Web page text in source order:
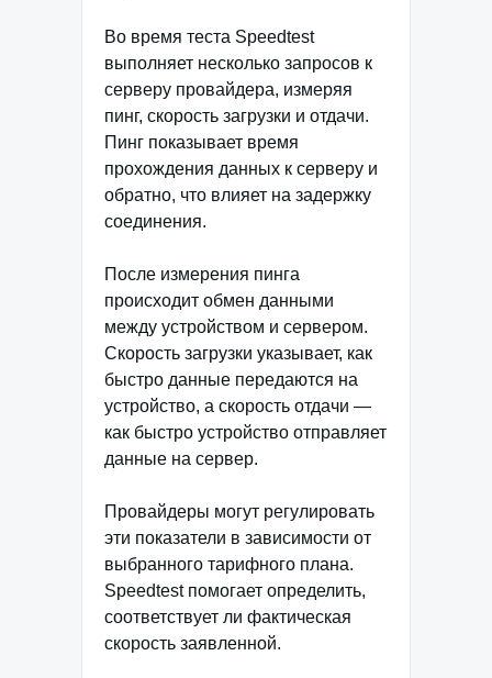
Во время теста Speedtest
выполняет несколько запросов к
серверу провайдера, измеряя
пинг, скорость загрузки и отдачи.
Пинг показывает время
прохождения данных к серверу и
обратно, что влияет на задержку
соединения.
После измерения пинга
происходит обмен данными
между устройством и сервером.
Скорость загрузки указывает, как
быстро данные передаются на
устройство, а скорость отдачи —
как быстро устройство отправляет
данные на сервер.
Провайдеры могут регулировать
эти показатели в зависимости от
выбранного тарифного плана.
Speedtest помогает определить,
соответствует ли фактическая
скорость заявленной.